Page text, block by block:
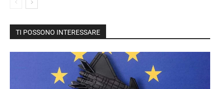
TI POSSONO INTERESSARE